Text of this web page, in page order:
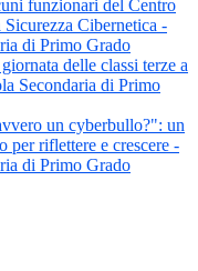
funzionari del Centro
Cibernetica -
di Primo Grado
delle classi terze a
Secondaria di Primo
un cyberbullo?": un
per riflettere e crescere -
di Primo Grado